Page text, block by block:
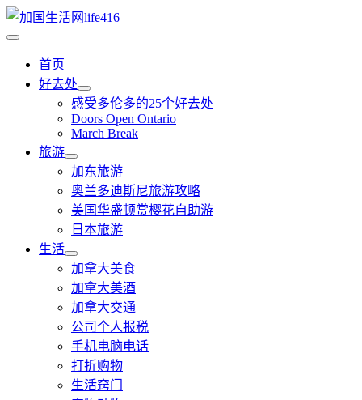
首页
好去处
感受多伦多的25个好去处
Doors Open Ontario
March Break
旅游
加东旅游
奥兰多迪斯尼旅游攻略
美国华盛顿赏樱花自助游
日本旅游
生活
加拿大美食
加拿大美酒
加拿大交通
公司个人报税
手机电脑电话
打折购物
生活窍门